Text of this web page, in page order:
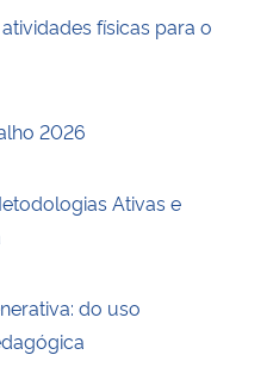
físicas para o
2026
Ativas e
do uso